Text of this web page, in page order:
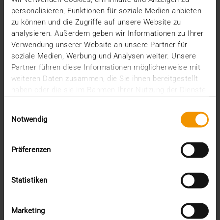
personalisieren, Funktionen für soziale Medien anbieten
zu können und die Zugriffe auf unsere Website zu
analysieren. Außerdem geben wir Informationen zu Ihrer
Verwendung unserer Website an unsere Partner für
soziale Medien, Werbung und Analysen weiter. Unsere
Partner führen diese Informationen möglicherweise mit
weiteren Daten zusammen, die Sie ihnen bereitgestellt
Notwendig
Präferenzen
Statistiken
Marketing
encore de trois années complètes avant
l’introduction…
VISUS HEALTH IT
EN SAVOIR PLUS